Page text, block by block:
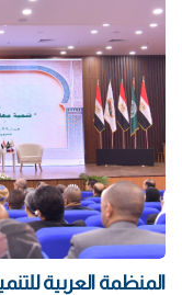
المنظمة العربية